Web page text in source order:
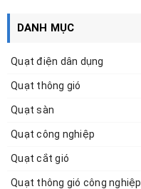
DANH MỤC
Quạt điện dân dụng
Quạt thông gió
Quạt sàn
Quạt công nghiệp
Quạt cắt gió
Quạt thông gió công nghiệp